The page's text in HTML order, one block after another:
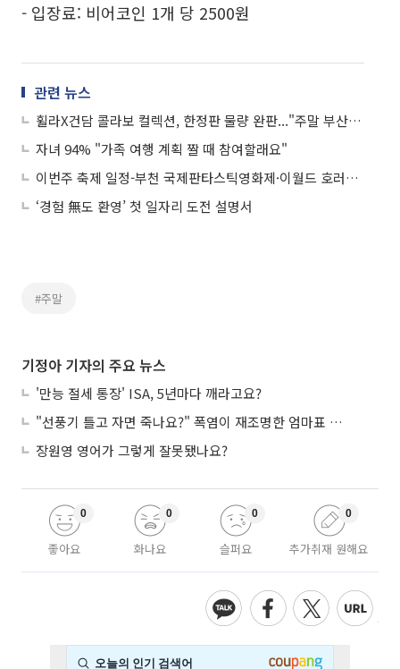
- 입장료: 비어코인 1개 당 2500원
관련 뉴스
휠라X건담 콜라보 컬렉션, 한정판 물량 완판..."주말 부산 뜨겁게 달궈"
자녀 94% "가족 여행 계획 짤 때 참여할래요"
이번주 축제 일정-부천 국제판타스틱영화제·이월드 호러어드벤처·에버랜드 썸머워터펀 등
‘경험 無도 환영’ 첫 일자리 도전 설명서
#주말
기정아 기자의 주요 뉴스
'만능 절세 통장' ISA, 5년마다 깨라고요?
"선풍기 틀고 자면 죽나요?" 폭염이 재조명한 엄마표 괴담
장원영 영어가 그렇게 잘못됐나요?
좋아요
0
화나요
0
슬퍼요
0
추가취재 원해요
0